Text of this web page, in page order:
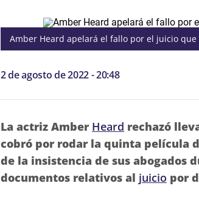
Amber Heard apelará el fallo por el juicio
2 de agosto de 2022 - 20:48
La actriz Amber Heard rechazó
cobró por rodar la quinta película
de la insistencia de sus abogados
documentos relativos al juicio por